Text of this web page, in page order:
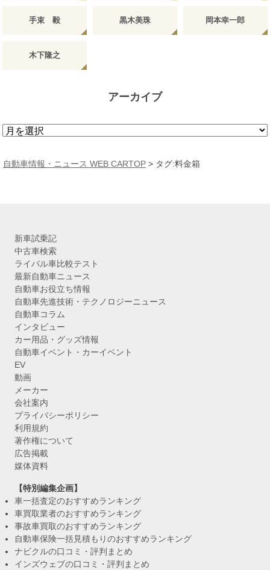
手束 毅 黒木美珠 岡本幸一郎
木下隆之
アーカイブ
ア
カ
自動車情報・ニュース WEB CARTOP > タグ:料金箱
新車試乗記
中古車検索
ライバル車比較テスト
最新自動車ニュース
自動車お役立ち情報
自動車先進技術・テクノロジーニュース
自動車コラム
インタビュー
カー用品・グッズ情報
自動車イベント・カーイベント
EV
動画
メーカー
会社案内
プライバシーポリシー
利用規約
著作権について
広告掲載
媒体資料
【特別編集企画】
車一括査定のおすすめランキング
車買取業者のおすすめランキング
事故車買取のおすすめランキング
自動車保険一括見積もりのおすすめランキング
ナビクルの口コミ・評判まとめ
インズウェブの口コミ・評判まとめ